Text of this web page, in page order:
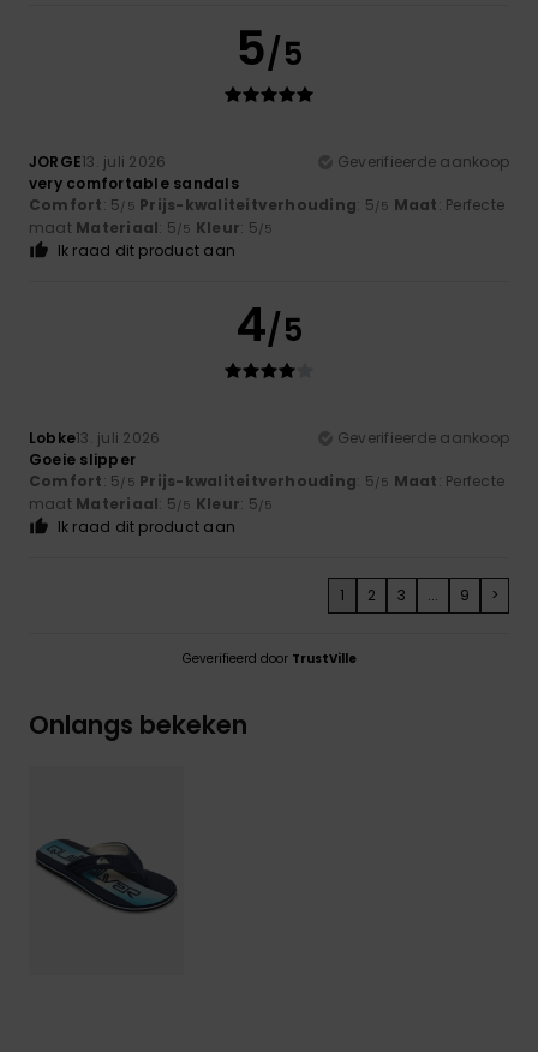
5/5
JORGE13. juli 2026
Geverifieerde aankoop
very comfortable sandals
Comfort: 5/5 Prijs-kwaliteitverhouding: 5/5 Maat: Perfecte
maat Materiaal: 5/5 Kleur: 5/5
Ik raad dit product aan
4/5
Lobke13. juli 2026
Geverifieerde aankoop
Goeie slipper
Comfort: 5/5 Prijs-kwaliteitverhouding: 5/5 Maat: Perfecte
maat Materiaal: 5/5 Kleur: 5/5
Ik raad dit product aan
1 2 3 ... 9 >
Geverifieerd door TrustVille
Onlangs bekeken